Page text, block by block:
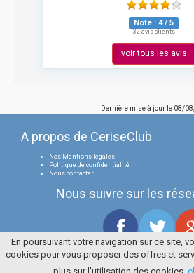
Note : 4/ 5
32 avis clients
voir tous les avis
Dernière mise à jour le 08/
A propos de CeriseClub
Nos Mentions légales
Politique de confidentialité
Nous contacter
Nous suivre sur les
Tous droits réservés
La Cerise Bleue 2006 / 2026
En poursuivant votre navigation sur ce site,
cookies pour vous proposer des offres et